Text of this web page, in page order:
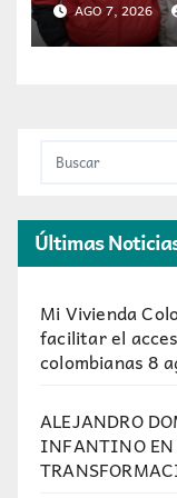
AGO 7, 2026
Últimas
Mi Vivienda
facilitar el
colombianas 8
ALEJANDRO
INFANTINO EN